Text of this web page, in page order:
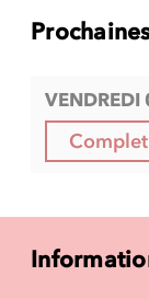
VENDREDI
Complet